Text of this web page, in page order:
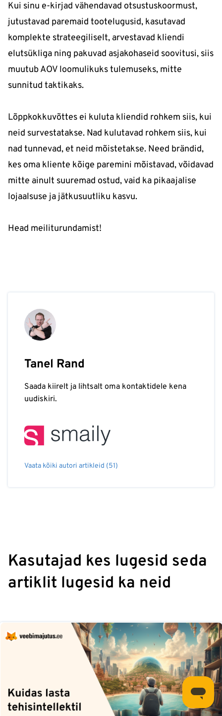
Kui sinu e-kirjad vähendavad otsustuskoormust,
jutustavad paremaid tootelugusid, kasutavad
komplekte strateegiliselt, arvestavad kliendi
elutsükliga ning pakuvad asjakohaseid soovitusi, siis
muutub AOV loomulikuks tulemuseks, mitte
sunnitud taktikaks.
Lõppkokkuvõttes ei kuluta kliendid rohkem siis, kui
neid survestatakse. Nad kulutavad rohkem siis, kui
nad tunnevad, et neid mõistetakse. Need brändid,
kes oma kliente kõige paremini mõistavad, võidavad
mitte ainult suuremad ostud, vaid ka pikaajalise
lojaalsuse ja jätkusuutliku kasvu.
Head meiliturundamist!
Tanel Rand
Saada kiirelt ja lihtsalt oma kontaktidele kena
uudiskiri.
Vaata kõiki autori artikleid (51)
Kasutajad kes lugesid seda
artiklit lugesid ka neid